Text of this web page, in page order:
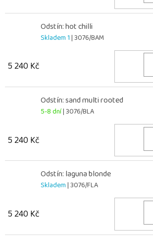
Odstín: hot chilli
Skladem 1| 3076/BAM
5 240 Kč
Odstín: sand multi rooted
5-8 dní| 3076/BLA
5 240 Kč
Odstín: laguna blonde
Skladem| 3076/FLA
5 240 Kč